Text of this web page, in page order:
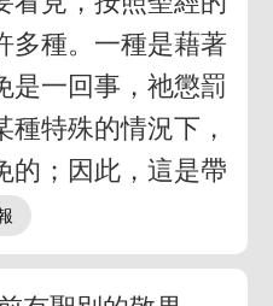
多種。一種是藉著
是一回事，祂懲罰
種特殊的情況下，
的；因此，這是帶